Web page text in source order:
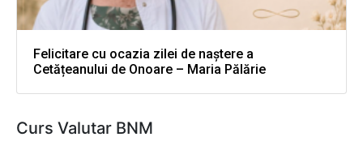
Felicitare cu ocazia zilei de naștere a
Cetățeanului de Onoare – Maria Pălărie
Curs Valutar BNM